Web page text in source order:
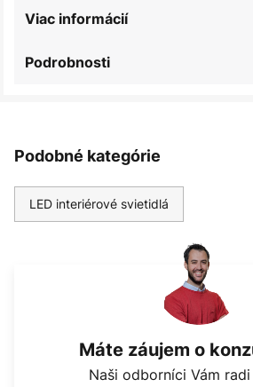
Podrobnosti
Viac informácií
Podobné kategórie
LED interiérové svietidlá
Máte záujem o
Naši odborníci Vám